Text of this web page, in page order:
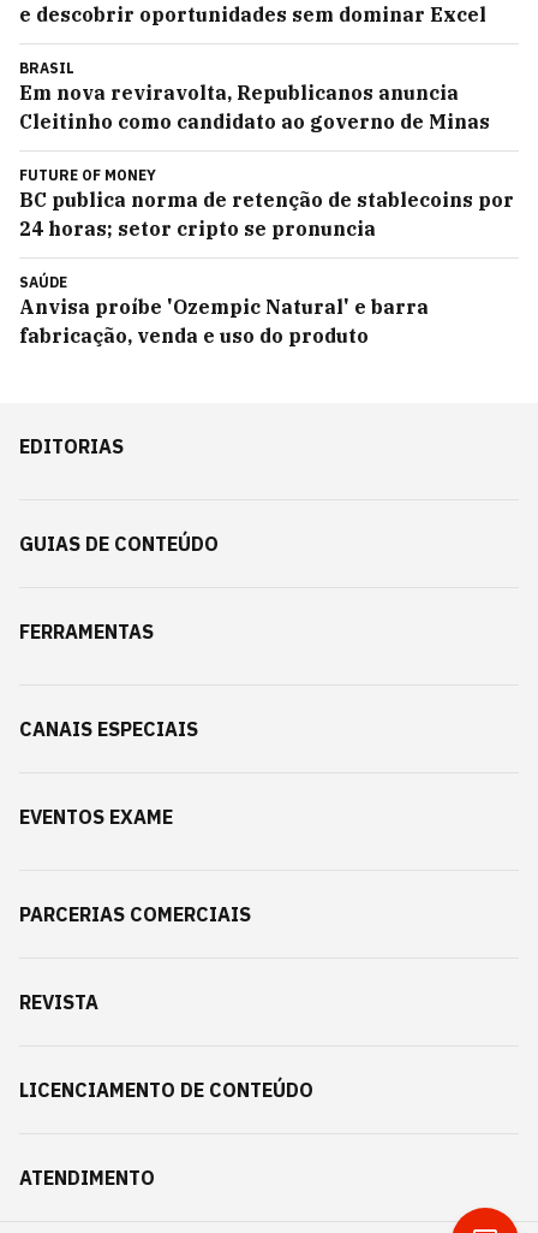
e descobrir oportunidades sem dominar Excel
BRASIL
Em nova reviravolta, Republicanos anuncia
Cleitinho como candidato ao governo de Minas
FUTURE OF MONEY
BC publica norma de retenção de stablecoins por
24 horas; setor cripto se pronuncia
SAÚDE
Anvisa proíbe 'Ozempic Natural' e barra
fabricação, venda e uso do produto
EDITORIAS
GUIAS DE CONTEÚDO
FERRAMENTAS
CANAIS ESPECIAIS
EVENTOS EXAME
PARCERIAS COMERCIAIS
REVISTA
LICENCIAMENTO DE CONTEÚDO
ATENDIMENTO